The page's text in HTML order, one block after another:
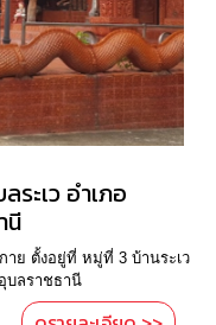
ระเว อำเภอ
นี
ย ตั้งอยู่ที่ หมู่ที่ 3 บ้านระเว
บลราชธานี